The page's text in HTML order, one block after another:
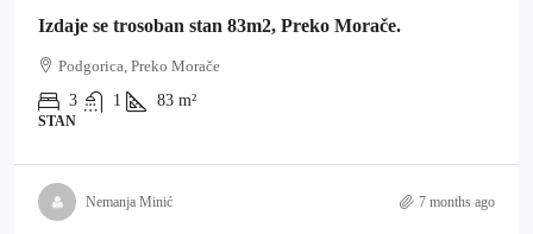
Izdaje se trosoban stan 83m2, Preko Morače.
Podgorica, Preko Morače
3
1 83 m²
STAN
Nemanja Minić 7 months ago